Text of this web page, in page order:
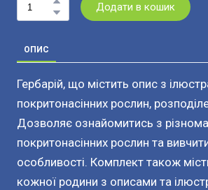
Додати в кошик
ОПИС
Гербарій, що містить опис з
покритонасінних рослин,
Дозволяє ознайомитись з
покритонасінних рослин та вивчити
особливості. Комплект також
кожної родини з описами та